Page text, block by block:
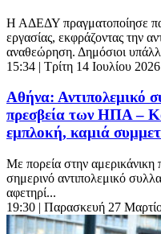
Η ΑΔΕΔΥ πραγματοποίησε
εργασίας, εκφράζοντας την
αναθεώρηση. Δημόσιοι
15:34 | Τρίτη 14 Ιουλίου 2026
Αθήνα: Αντιπολεμικό
πρεσβεία των ΗΠΑ –
εμπλοκή, καμιά
Με πορεία στην
σημερινό αντιπολεμικό
αφετηρί...
19:30 | Παρασκευή 27